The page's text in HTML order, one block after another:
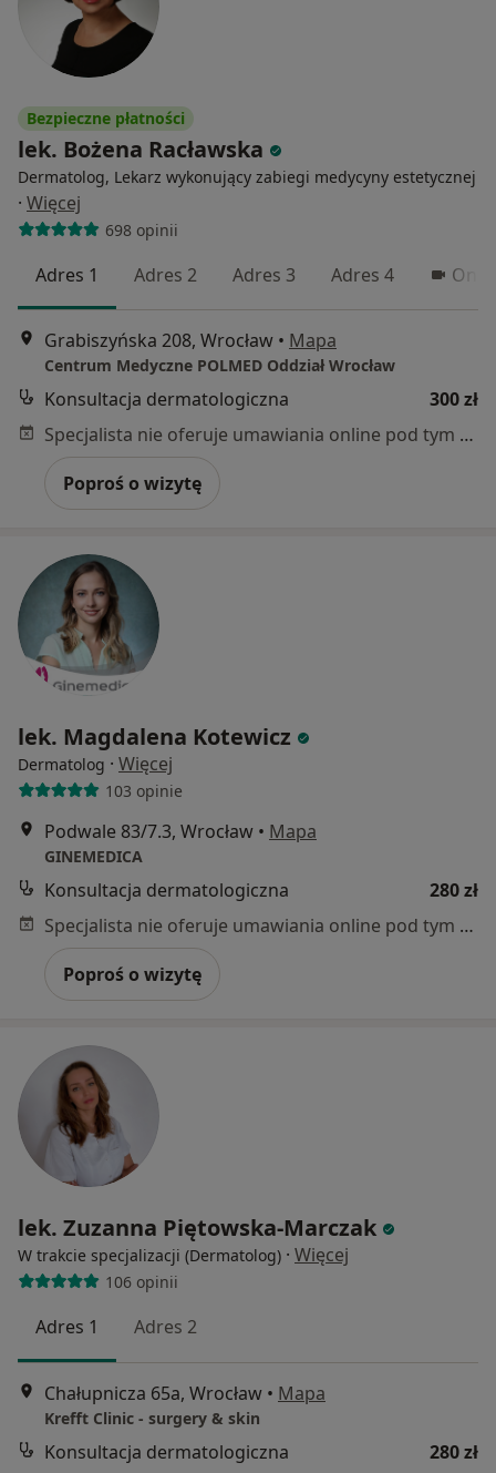
Bezpieczne płatności
lek. Bożena Racławska
Dermatolog, Lekarz wykonujący zabiegi medycyny estetycznej
· Więcej
698 opinii
Adres 1 Adres 2 Adres 3 Adres 4
Grabiszyńska 208, Wrocław • Mapa
Centrum Medyczne POLMED Oddział Wrocław
Konsultacja dermatologiczna
300 zł
Specjalista nie oferuje umawiania online pod tym adresem.
Poproś o wizytę
lek. Magdalena Kotewicz
Dermatolog · Więcej
103 opinie
Podwale 83/7.3, Wrocław • Mapa
GINEMEDICA
Konsultacja dermatologiczna
280 zł
Specjalista nie oferuje umawiania online pod tym adresem.
Poproś o wizytę
lek. Zuzanna Piętowska-Marczak
W trakcie specjalizacji (Dermatolog) · Więcej
106 opinii
Adres 1 Adres 2
Chałupnicza 65a, Wrocław • Mapa
Krefft Clinic - surgery & skin
Konsultacja dermatologiczna
280 zł